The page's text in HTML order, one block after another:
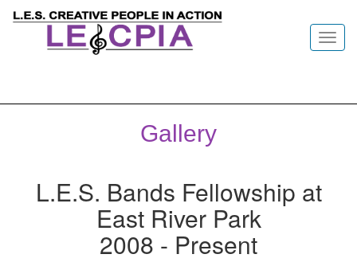
Gallery
L.E.S. Bands Fellowship at
East River Park
2008 - Present